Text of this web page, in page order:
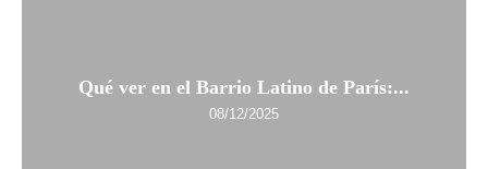
Qué ver en el Barrio Latino de París:...
08/12/2025